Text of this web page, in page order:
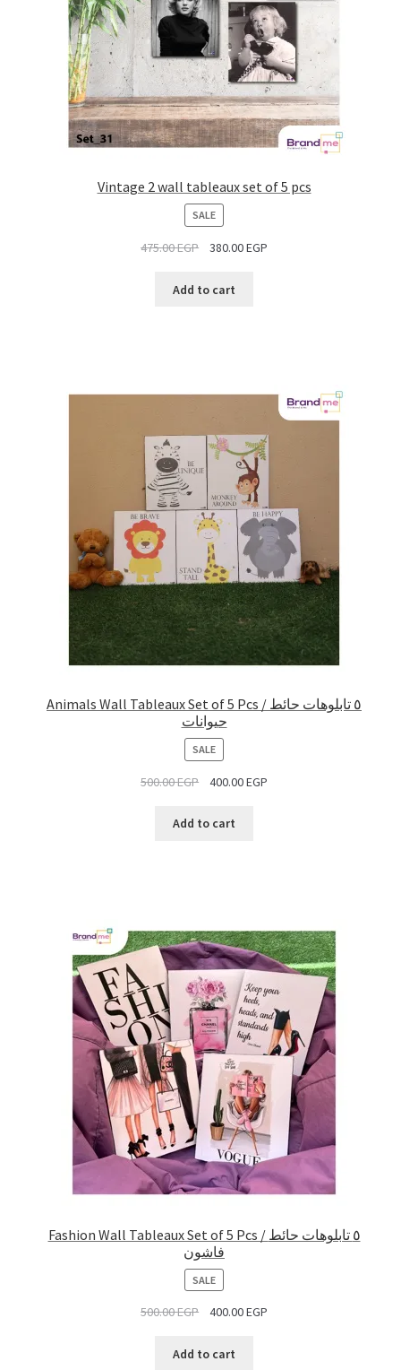
Vintage 2 wall tableaux set of 5 pcs
SALEPRODUCT
ON
SALE
475.00EGP 380.00EGP
Add to cart
Animals Wall Tableaux Set of 5 Pcs / ٥ تابلوهات حائط
حيوانات
SALEPRODUCT
ON
SALE
500.00EGP 400.00EGP
Add to cart
Fashion Wall Tableaux Set of 5 Pcs / ٥ تابلوهات حائط
فاشون
SALEPRODUCT
SALE
500.00EGP 400.00EGP
Add to cart